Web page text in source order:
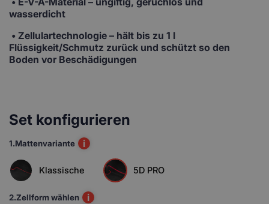
wasserdicht
• Zellulartechnologie – hält bis zu 1 l
Flüssigkeit/Schmutz zurück und schützt so den
Boden vor Beschädigungen
Set konfigurieren
1.Mattenvariante i
Klassische 5D PRO
2.Zellform wählen i